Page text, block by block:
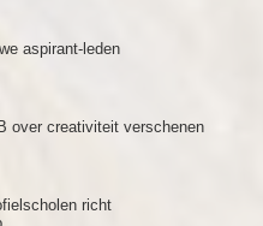
aspirant-leden
over creativiteit verschenen
richt